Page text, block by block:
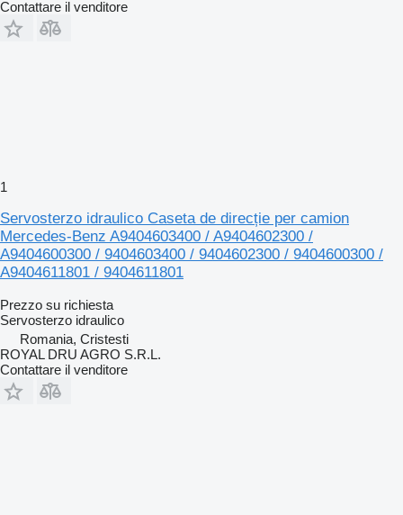
Contattare il venditore
1
Servosterzo idraulico Caseta de direcție per camion
Mercedes-Benz A9404603400 / A9404602300 /
A9404600300 / 9404603400 / 9404602300 / 9404600300 /
A9404611801 / 9404611801
Prezzo su richiesta
Servosterzo idraulico
Romania, Cristesti
ROYAL DRU AGRO S.R.L.
Contattare il venditore